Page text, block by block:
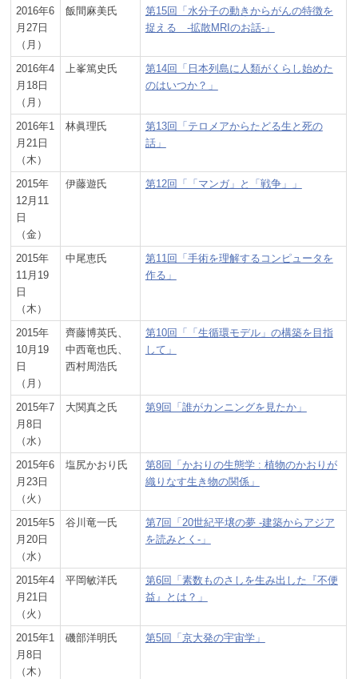
2016年6
月27日
（月）
飯間麻美氏
第15回「水分子の動きからがんの特徴を
捉える -拡散MRIのお話-」
2016年4
月18日
（月）
上峯篤史氏
第14回「日本列島に人類がくらし始めた
のはいつか？」
2016年1
月21日
（木）
林眞理氏
第13回「テロメアからたどる生と死の
話」
2015年
12月11
日
（金）
伊藤遊氏 第12回「「マンガ」と「戦争」」
2015年
11月19
日
（木）
中尾恵氏
第11回「手術を理解するコンピュータを
作る」
2015年
10月19
日
（月）
齊藤博英氏、
中西竜也氏、
西村周浩氏
第10回「「生循環モデル」の構築を目指
して」
2015年7
月8日
（水）
大関真之氏 第9回「誰がカンニングを見たか」
2015年6
月23日
（火）
塩尻かおり氏
第8回「かおりの生態学 : 植物のかおりが
織りなす生き物の関係」
2015年5
月20日
（水）
谷川竜一氏
第7回「20世紀平壌の夢 -建築からアジア
を読みとく-」
2015年4
月21日
（火）
平岡敏洋氏
第6回「素数ものさしを生み出した『不便
益』とは？」
2015年1
月8日
（木）
磯部洋明氏 第5回「京大発の宇宙学」